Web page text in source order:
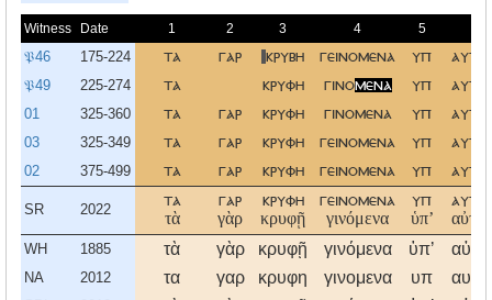
Witness Date 1 2 3 4 5
𝔓46 175-224 τα γαρ κρυβη γεινομενα υπ
𝔓49 225-274 τα κρυφη γινομενα υπ
01 325-360 τα γαρ κρυφη γινομενα υπ
03 325-349 τα γαρ κρυφη γεινομενα υπ
02 375-499 τα γαρ κρυφη γεινομενα υπ
SR 2022
τα
τὰ
γαρ
γὰρ
κρυφη
κρυφῇ
γεινομενα
γινόμενα
υπ
ὑπʼ
WH 1885 τὰ γὰρ κρυφῇ γινόμενα ὑπʼ
NA 2012 τα γαρ κρυφη γινομενα υπ